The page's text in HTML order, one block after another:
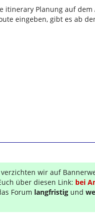
itinerary Planung auf
eingeben, gibt es ab
wir auf
über diesen Link: bei
Forum langfristig und